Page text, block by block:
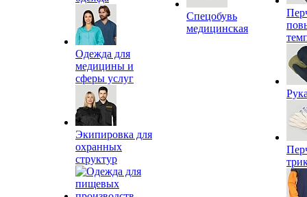
Одежда для
медицины и
сферы услуг
Экипировка для
охранных
структур
Спецобувь
медицинская